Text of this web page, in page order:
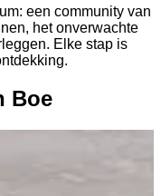
een community van
het onverwachte
Elke stap is
Boe